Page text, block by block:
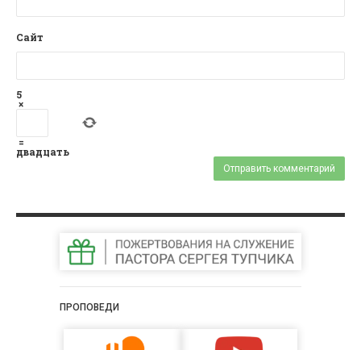
Сайт
5
×
=
двадцать
ПРОПОВЕДИ